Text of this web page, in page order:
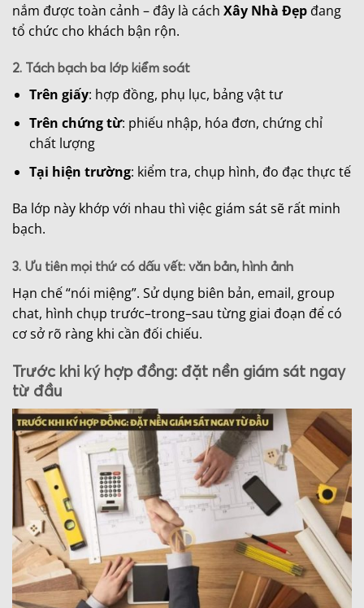
nắm được toàn cảnh – đây là cách Xây Nhà Đẹp đang
tổ chức cho khách bận rộn.
2. Tách bạch ba lớp kiểm soát
Trên giấy: hợp đồng, phụ lục, bảng vật tư
Trên chứng từ: phiếu nhập, hóa đơn, chứng chỉ
chất lượng
Tại hiện trường: kiểm tra, chụp hình, đo đạc thực tế
Ba lớp này khớp với nhau thì việc giám sát sẽ rất minh
bạch.
3. Ưu tiên mọi thứ có dấu vết: văn bản, hình ảnh
Hạn chế “nói miệng”. Sử dụng biên bản, email, group
chat, hình chụp trước–trong–sau từng giai đoạn để có
cơ sở rõ ràng khi cần đối chiếu.
Trước khi ký hợp đồng: đặt nền giám sát ngay
từ đầu